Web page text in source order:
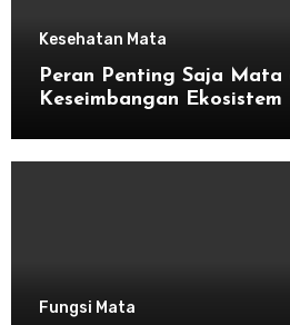
Kesehatan Mata
Peran Penting Saja Mata
Keseimbangan Ekosistem
Fungsi Mata